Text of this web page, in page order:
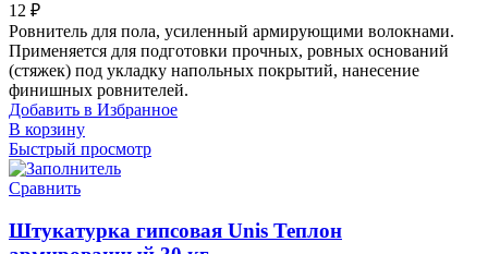
12 ₽
Ровнитель для пола, усиленный армирующими волокнами.
Применяется для подготовки прочных, ровных оснований
(стяжек) под укладку напольных покрытий, нанесение
финишных ровнителей.
Добавить в Избранное
В корзину
Быстрый просмотр
Сравнить
Штукатурка гипсовая Unis Теплон